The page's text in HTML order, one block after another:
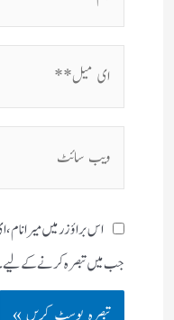
اس براؤزر میں میرا
جب میں تبصرہ کرنے